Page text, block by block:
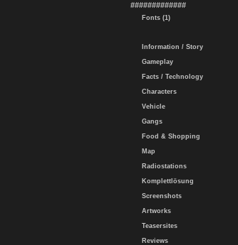
#############
Fonts (1)
Information / Story
Gameplay
Facts / Technology
Characters
Vehicle
Gangs
Food & Shopping
Map
Radiostations
Komplettlösung
Screenshots
Artworks
Teasersites
Reviews